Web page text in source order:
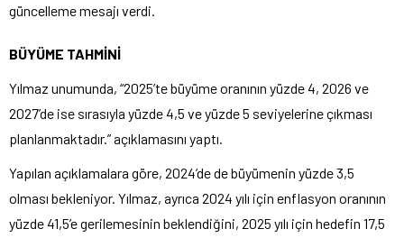
güncelleme mesajı verdi.
BÜYÜME TAHMİNİ
Yılmaz unumunda, “2025’te büyüme oranının yüzde 4, 2026 ve
2027’de ise sırasıyla yüzde 4,5 ve yüzde 5 seviyelerine çıkması
planlanmaktadır.” açıklamasını yaptı.
Yapılan açıklamalara göre, 2024’de de büyümenin yüzde 3,5
olması bekleniyor. Yılmaz, ayrıca 2024 yılı için enflasyon oranının
yüzde 41,5’e gerilemesinin beklendiğini, 2025 yılı için hedefin 17,5